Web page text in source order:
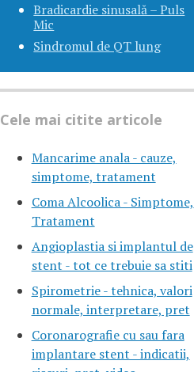
Bradicardie sinusală – Puls
Mic
Sindromul de QT lung
Cele mai citite articole
Mancarime anala - cauze,
simptome, tratament
Coma Alcoolica - Simptome,
Tratament
Angioplastia si implantul de
stent - tot ce trebuie sa stiti
Spirometrie - tehnica, valori
normale, interpretare, pret
Coronarografie cu sau fara
implantare stent - indicatii,